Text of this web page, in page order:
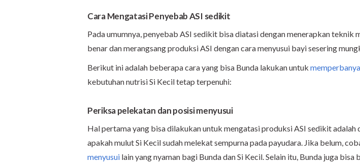
Cara Mengatasi Penyebab ASI sedikit
Pada umumnya, penyebab ASI sedikit bisa diatasi dengan menerapkan teknik
benar dan merangsang produksi ASI dengan cara menyusui bayi sesering
Berikut ini adalah beberapa cara yang bisa Bunda lakukan untuk
kebutuhan nutrisi Si Kecil tetap terpenuhi:
Periksa pelekatan dan posisi menyusui
Hal pertama yang bisa dilakukan untuk mengatasi produksi ASI sedikit adalah
apakah mulut Si Kecil sudah melekat sempurna pada payudara. Jika belum,
menyusui lain yang nyaman bagi Bunda dan Si Kecil. Selain itu, Bunda juga bisa